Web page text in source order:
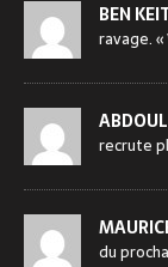
BEN
ravage.
recrute
du